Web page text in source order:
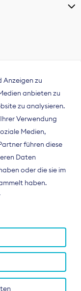
und
Anzeigen zu
anbieten zu
zu analysieren.
Verwendung
Medien,
führen diese
Daten
oder die sie im
haben.